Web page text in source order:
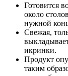
Готовится
около
нужной
Свежая,
икринки.
Продукт
таким